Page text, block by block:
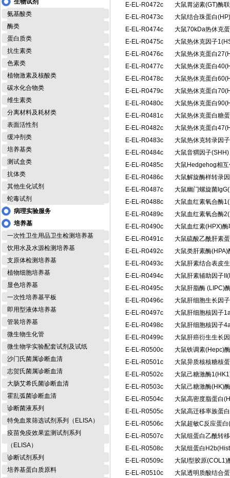
生物试剂
氨基酸类
酶类
蛋白质类
抗生素类
色素类
植物激素及核酸类
碳水化合物类
维生素类
分离材料及耗材类
表面活性剂
缓冲剂类
培养基类
测试盒类
抗体类
其他生化试剂
蛇毒试剂
病理实验服务
培养基
一次性卫生用品卫生检测培养基
饮用水及水源检测培养基
支原体检测培养基
植物细胞培养基
显色培养基
一次性培养基平板
即用型液体培养基
管装培养基
微生物生化管
微生物学实验配套试剂及试纸
沙门氏菌属诊断血清
志贺氏菌属诊断血清
大肠艾希氏菌诊断血清
霍乱弧菌诊断血清
诊断菌液系列
特免血浆筛选试剂系列（ELISA）
疫苗免疫效果监测试剂系列
（ELISA）
诊断试剂系列
培养基蛋白质原料
E-EL-R0472c
大鼠胃泌素(GT)酶
E-EL-R0473c
大鼠结合珠蛋白
E-EL-R0474c
大鼠70kDa热休克
E-EL-R0475c
大鼠热休克因子
E-EL-R0476c
大鼠热休克蛋白
E-EL-R0477c
大鼠热休克蛋白
E-EL-R0478c
大鼠热休克蛋白
E-EL-R0479c
大鼠热休克蛋白
E-EL-R0480c
大鼠热休克蛋白
E-EL-R0481c
大鼠热休克蛋白糖
E-EL-R0482c
大鼠热休克蛋白
E-EL-R0483c
大鼠热休克转录因
E-EL-R0484c
大鼠音猬因子
E-EL-R0485c
大鼠Hedgehog相
E-EL-R0486c
大鼠解旋酶样转录
E-EL-R0487c
大鼠幽门螺旋菌
E-EL-R0488c
大鼠血红素氧合酶
E-EL-R0489c
大鼠血红素氧合酶
E-EL-R0490c
大鼠血红素(HPX)
E-EL-R0491c
大鼠硫酸乙酰肝素
E-EL-R0492c
大鼠类肝素酶
E-EL-R0493c
大鼠肝素结合表皮
E-EL-R0494c
大鼠肝素辅助因子
E-EL-R0495c
大鼠肝脂酶 (LIPC)
E-EL-R0496c
大鼠肝细胞生长因
E-EL-R0497c
大鼠肝细胞核因子
E-EL-R0498c
大鼠肝细胞核因子
E-EL-R0499c
大鼠肝癌衍生生长
E-EL-R0500c
大鼠铁调素(Hepc)
E-EL-R0501c
大鼠异质核核糖核
E-EL-R0502c
大鼠己糖激酶
E-EL-R0503c
大鼠己糖激酶(HK)
E-EL-R0504c
大鼠高密度脂蛋白
E-EL-R0505c
大鼠高迁移率族蛋
E-EL-R0506c
大鼠超敏C反应蛋
E-EL-R0507c
大鼠组蛋白乙酰转
E-EL-R0508c
大鼠组蛋白
E-EL-R0509c
大鼠I型胶原(COL1)
E-EL-R0510c
大鼠透明质酸结合